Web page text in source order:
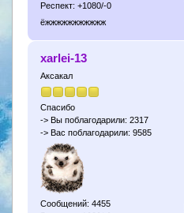
Респект: +1080/-0
ёжжжжжжжжжжж
xarlei-13
Аксакал
Спасибо
-> Вы поблагодарили: 2317
-> Вас поблагодарили: 9585
Сообщений: 4455